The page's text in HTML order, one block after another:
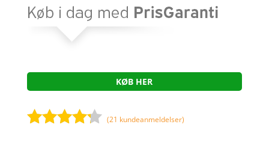
KØB HER
(21 kundeanmeldelser)